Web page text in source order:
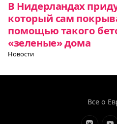
В Нидерландах
который сам
помощью такого
«зеленые» дома
Новости
Все о